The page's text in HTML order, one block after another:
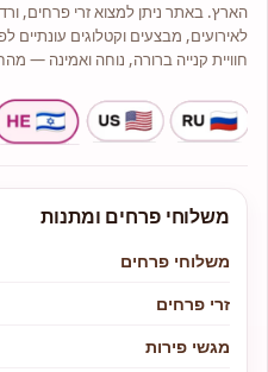
מלאי גדול של עציצים וצמחי בית יפים
וייחודיים.
הארץ. באתר ניתן למצוא זרי פרחים,
לאירועים, מבצעים וקטלוגים עונתיים
חוויית קנייה ברורה, נוחה ואמינה —
משלוחי פרחים ומתנות
משלוחי פרחים
זרי פרחים
מגשי פירות